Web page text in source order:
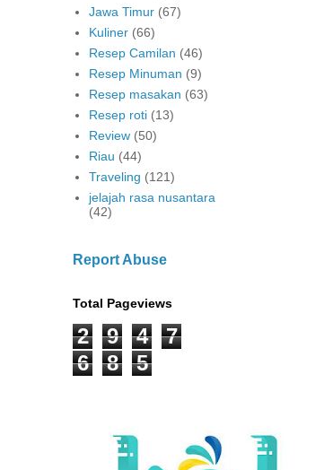
Jawa Timur (67)
Kuliner (66)
Resep Camilan (46)
Resep Minuman (9)
Resep masakan (63)
Resep roti (13)
Review (50)
Riau (44)
Traveling (121)
jelajah rasa nusantara
(42)
Report Abuse
Total Pageviews
2 9 4
7
6
8 5